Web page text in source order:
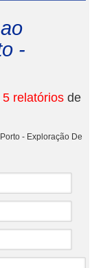
-
5 relatórios de
- Exploração De